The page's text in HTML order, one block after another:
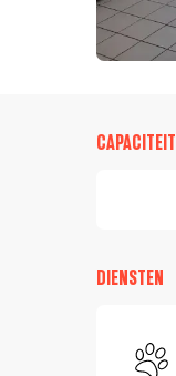
CAPACITEIT
DIENSTEN